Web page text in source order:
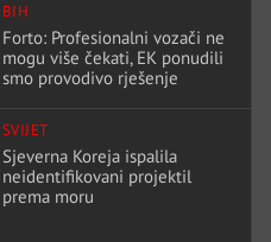
BIH
Forto: Profesionalni vozači ne
mogu više čekati, EK ponudili
smo provodivo rješenje
SVIJET
Sjeverna Koreja ispalila
neidentifikovani projektil
prema moru